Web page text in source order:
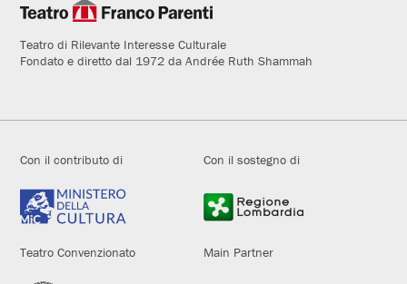
Teatro di Rilevante Interesse Culturale
Fondato e diretto dal 1972 da Andrée Ruth Shammah
Con il contributo di Con il sostegno di
Teatro Convenzionato Main Partner